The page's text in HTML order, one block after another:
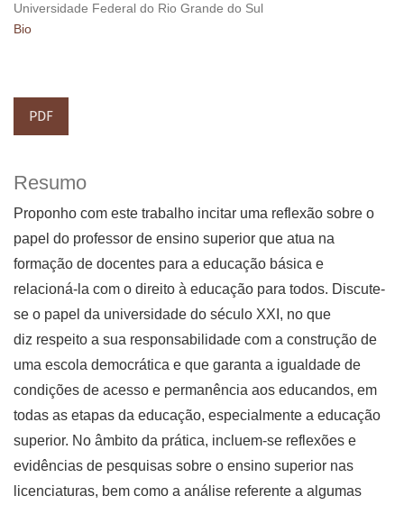
Universidade Federal do Rio Grande do Sul
Bio
PDF
Resumo
Proponho com este trabalho incitar uma reflexão sobre o
papel do professor de ensino superior que atua na
formação de docentes para a educação básica e
relacioná-la com o direito à educação para todos. Discute-
se o papel da universidade do século XXI, no que
diz respeito a sua responsabilidade com a construção de
uma escola democrática e que garanta a igualdade de
condições de acesso e permanência aos educandos, em
todas as etapas da educação, especialmente a educação
superior. No âmbito da prática, incluem-se reflexões e
evidências de pesquisas sobre o ensino superior nas
licenciaturas, bem como a análise referente a algumas